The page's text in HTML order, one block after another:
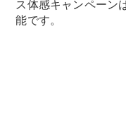
V-Class
ス体感キャンペーン
能です。